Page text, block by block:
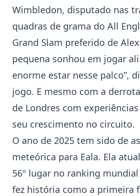
Wimbledon, disputado nas
quadras de grama do All
Grand Slam preferido de
pequena sonhou em jogar
enorme estar nesse palco”,
jogo. E mesmo com a
de Londres com
seu crescimento no circuito.
O ano de 2025 tem sido de
meteórica para Eala. Ela
56º lugar no ranking
fez história como a primeira